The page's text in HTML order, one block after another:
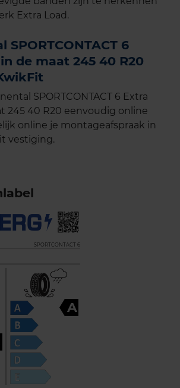
Extra Load.
SPORTCONTACT 6
de maat 245 40 R20
SPORTCONTACT 6 Extra
245 40 R20 eenvoudig online
online je montageafspraak in
vestiging.
SPORTCONTACT 6
A